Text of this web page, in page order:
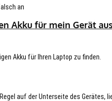
an
Akku für mein Gerät
Akku für Ihren Laptop zu finden.
auf der Unterseite des Gerätes,